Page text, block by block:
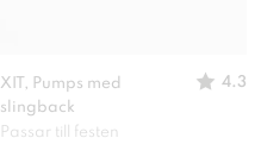
XIT, Pumps med
slingback
4.3
Passar till festen